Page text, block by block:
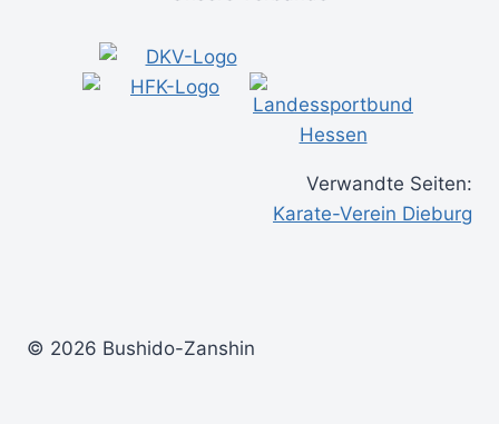
Verwandte Seiten:
Karate-Verein Dieburg
© 2026 Bushido-Zanshin